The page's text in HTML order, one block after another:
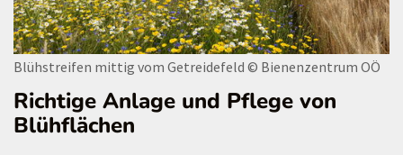
Blühstreifen mittig vom Getreidefeld © Bienenzentrum OÖ
Richtige Anlage und Pflege von
Blühflächen